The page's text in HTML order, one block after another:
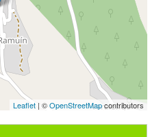
Leaflet| ©OpenStreetMapcontributors